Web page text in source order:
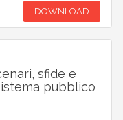
DOWNLOAD
sfide e
pubblico